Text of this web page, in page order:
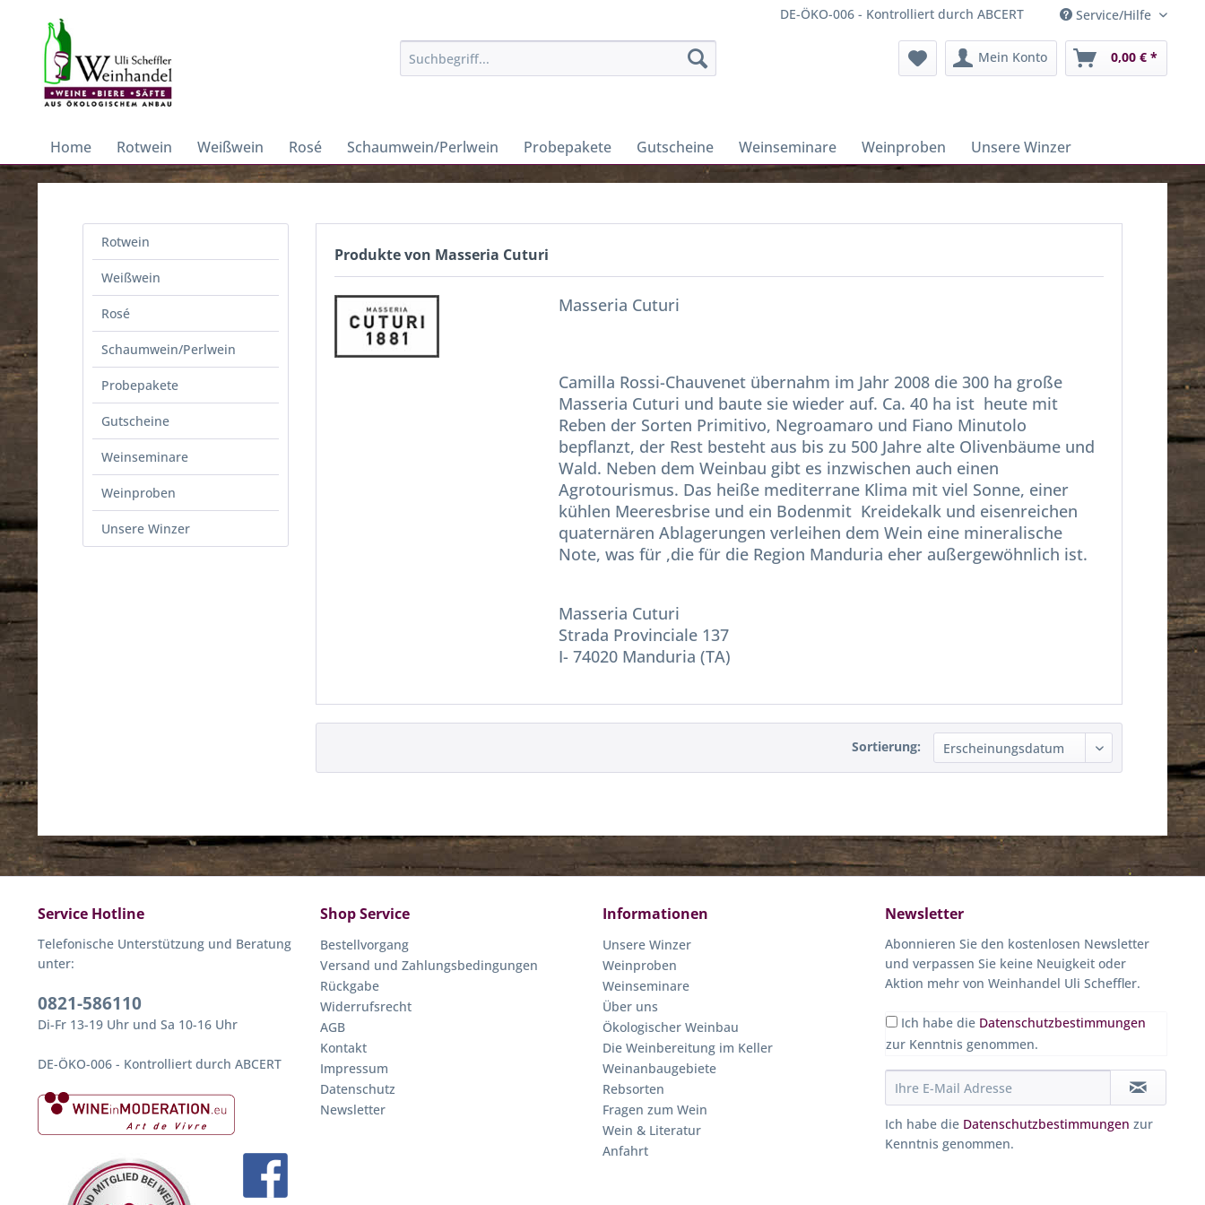
Service/Hilfe
DE-ÖKO-006 - Kontrolliert durch ABCERT
Mein Konto 0,00 € *
Home Rotwein Weißwein Rosé Schaumwein/Perlwein Probepakete Gutscheine Weinseminare Weinproben Unsere Winzer
Rotwein
Weißwein
Rosé
Schaumwein/Perlwein
Probepakete
Gutscheine
Weinseminare
Weinproben
Unsere Winzer
Produkte von Masseria Cuturi
Masseria Cuturi
Camilla Rossi-Chauvenet übernahm im Jahr 2008 die 300 ha große
Masseria Cuturi und baute sie wieder auf. Ca. 40 ha ist heute mit
Reben der Sorten Primitivo, Negroamaro und Fiano Minutolo
bepflanzt, der Rest besteht aus bis zu 500 Jahre alte Olivenbäume und
Wald. Neben dem Weinbau gibt es inzwischen auch einen
Agrotourismus. Das heiße mediterrane Klima mit viel Sonne, einer
kühlen Meeresbrise und ein Bodenmit Kreidekalk und eisenreichen
quaternären Ablagerungen verleihen dem Wein eine mineralische
Note, was für ,die für die Region Manduria eher außergewöhnlich ist.
Masseria Cuturi
Strada Provinciale 137
I- 74020 Manduria (TA)
Sortierung:
Service Hotline
Telefonische Unterstützung und Beratung
unter:
0821-586110
Di-Fr 13-19 Uhr und Sa 10-16 Uhr
DE-ÖKO-006 - Kontrolliert durch ABCERT
Shop Service
Bestellvorgang
Versand und Zahlungsbedingungen
Rückgabe
Widerrufsrecht
AGB
Kontakt
Impressum
Datenschutz
Newsletter
Informationen
Unsere Winzer
Weinproben
Weinseminare
Über uns
Ökologischer Weinbau
Die Weinbereitung im Keller
Weinanbaugebiete
Rebsorten
Fragen zum Wein
Wein & Literatur
Anfahrt
Newsletter
Abonnieren Sie den kostenlosen Newsletter
und verpassen Sie keine Neuigkeit oder
Aktion mehr von Weinhandel Uli Scheffler.
Ich habe die Datenschutzbestimmungen
zur Kenntnis genommen.
Ich habe die Datenschutzbestimmungen zur
Kenntnis genommen.